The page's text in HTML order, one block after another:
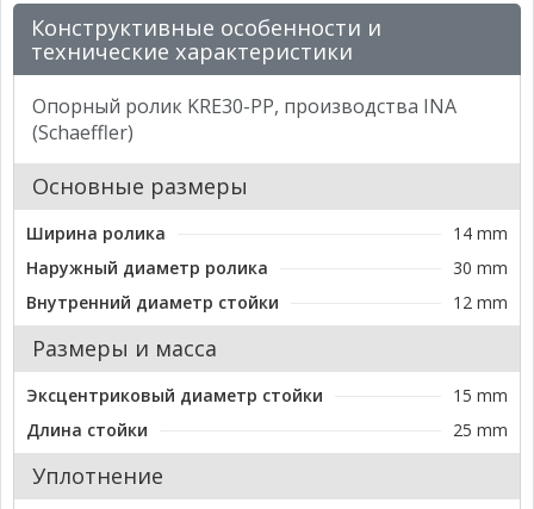
Конструктивные особенности и
технические характеристики
Опорный ролик KRE30-PP, производства INA
(Schaeffler)
Основные размеры
Ширина ролика
14 mm
Наружный диаметр ролика
30 mm
Внутренний диаметр стойки
12 mm
Размеры и масса
Эксцентриковый диаметр стойки
15 mm
Длина стойки
25 mm
Уплотнение